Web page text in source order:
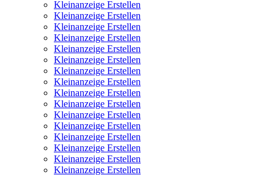
Kleinanzeige Erstellen
Kleinanzeige Erstellen
Kleinanzeige Erstellen
Kleinanzeige Erstellen
Kleinanzeige Erstellen
Kleinanzeige Erstellen
Kleinanzeige Erstellen
Kleinanzeige Erstellen
Kleinanzeige Erstellen
Kleinanzeige Erstellen
Kleinanzeige Erstellen
Kleinanzeige Erstellen
Kleinanzeige Erstellen
Kleinanzeige Erstellen
Kleinanzeige Erstellen
Kleinanzeige Erstellen